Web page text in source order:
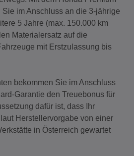
im Anschluss an die 3-jährige
5 Jahre (max. 150.000 km
Materialersatz auf die
mit Erstzulassung bis
bekommen Sie im Anschluss
Garantie den Treuebonus für
dafür ist, dass Ihr
Herstellervorgabe von einer
in Österreich gewartet